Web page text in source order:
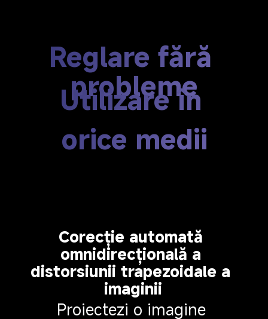
Reglare fără
probleme
Utilizare în
orice medii
Corecție automată
omnidirecțională a
distorsiunii trapezoidale a
imaginii
Proiectezi o imagine